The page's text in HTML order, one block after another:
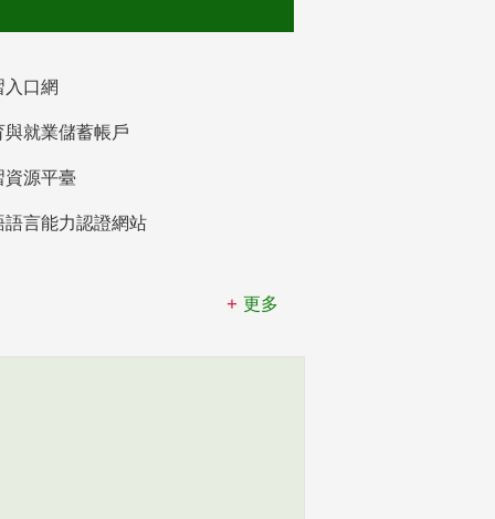
入口網
與就業儲蓄帳戶
資源平臺
語言能力認證網站
更多